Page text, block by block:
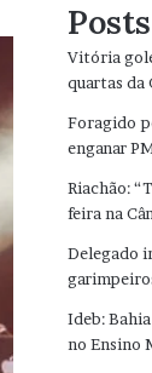
Vitória
quartas da
Foragido
enganar
Riachão:
feira na
Delegado
Ideb:
no Ensino